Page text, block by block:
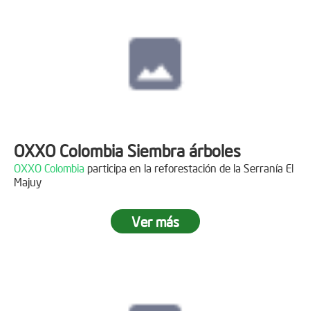
OXXO Colombia Siembra árboles
OXXO Colombia participa en la reforestación de la Serranía El
Majuy
Ver más